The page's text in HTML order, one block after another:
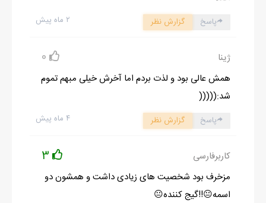
۲ ماه پیش پاسخ گزارش نظر
ژینا 0
همش عالی بود و لذت بردم اما آخرش خیلی مبهم تموم
شد:(((((
۴ ماه پیش پاسخ گزارش نظر
کاربرفارسی 3
مزخرف بود شخصیت های زیادی داشت و همشون دو
اسمه😐!!گیج کننده😐